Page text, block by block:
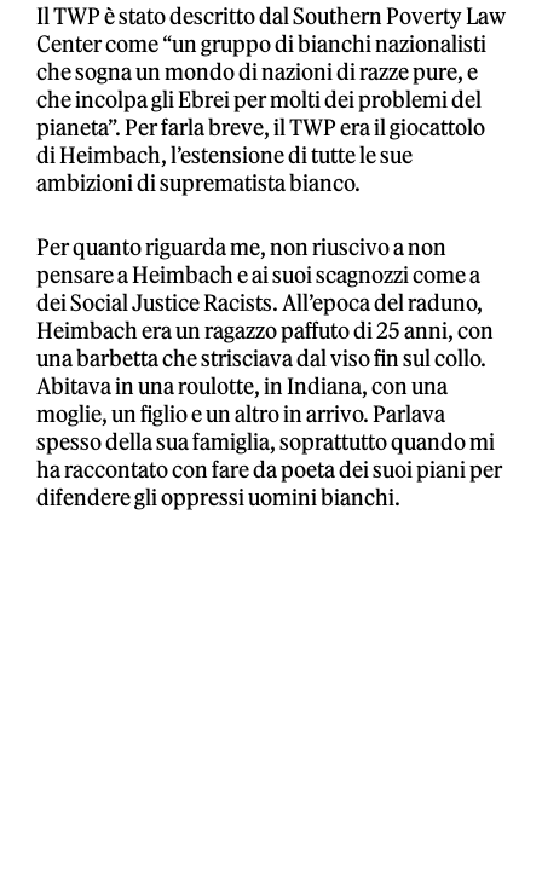
Il TWP è stato descritto dal Southern Poverty Law
Center come “un gruppo di bianchi nazionalisti
che sogna un mondo di nazioni di razze pure, e
che incolpa gli Ebrei per molti dei problemi del
pianeta”. Per farla breve, il TWP era il giocattolo
di Heimbach, l’estensione di tutte le sue
ambizioni di suprematista bianco.
Per quanto riguarda me, non riuscivo a non
pensare a Heimbach e ai suoi scagnozzi come a
dei Social Justice Racists. All’epoca del raduno,
Heimbach era un ragazzo paffuto di 25 anni, con
una barbetta che strisciava dal viso fin sul collo.
Abitava in una roulotte, in Indiana, con una
moglie, un figlio e un altro in arrivo. Parlava
spesso della sua famiglia, soprattutto quando mi
ha raccontato con fare da poeta dei suoi piani per
difendere gli oppressi uomini bianchi.